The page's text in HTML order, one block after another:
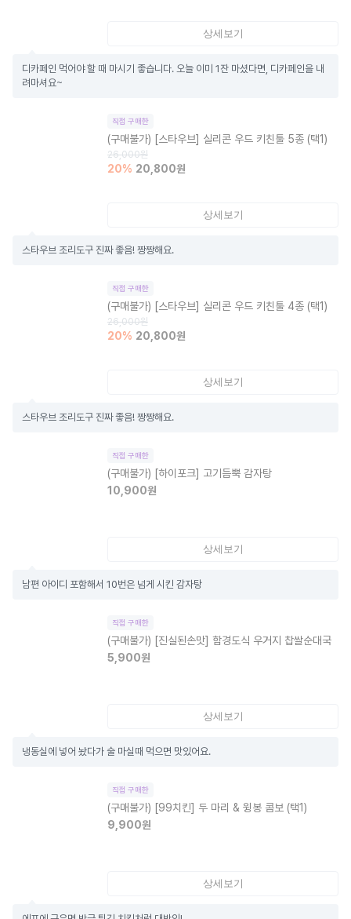
상세보기
디카페인 먹어야 할 때 마시기 좋습니다. 오늘 이미 1잔 마셨다면, 디카페인을 내
려마셔요~
직접 구매한
(구매불가) [스타우브] 실리콘 우드 키친툴 5종 (택1)
26,000원
20% 20,800원
상세보기
스타우브 조리도구 진짜 좋음! 짱짱해요.
직접 구매한
(구매불가) [스타우브] 실리콘 우드 키친툴 4종 (택1)
26,000원
20% 20,800원
상세보기
스타우브 조리도구 진짜 좋음! 짱짱해요.
직접 구매한
(구매불가) [하이포크] 고기듬뿍 감자탕
10,900원
상세보기
남편 아이디 포함해서 10번은 넘게 시킨 감자탕
직접 구매한
(구매불가) [진실된손맛] 함경도식 우거지 찹쌀순대국
5,900원
상세보기
냉동실에 넣어 놨다가 술 마실때 먹으면 맛있어요.
직접 구매한
(구매불가) [99치킨] 두 마리 & 윙봉 콤보 (택1)
9,900원
상세보기